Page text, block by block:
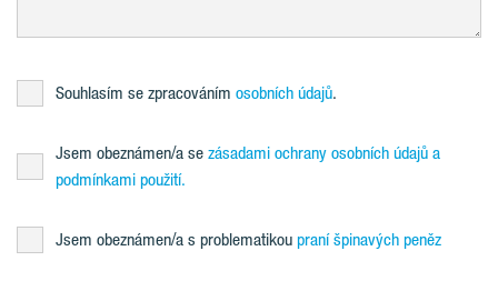
Souhlasím se zpracováním osobních údajů.
Jsem obeznámen/a se zásadami ochrany osobních údajů a
podmínkami použití.
Jsem obeznámen/a s problematikou praní špinavých peněz